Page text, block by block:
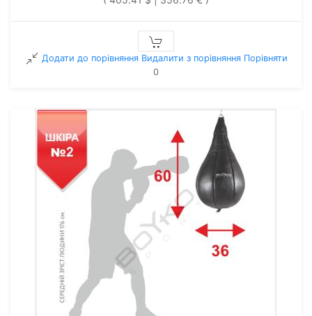
Додати до порівняння Видалити з порiвняння Порівняти
0